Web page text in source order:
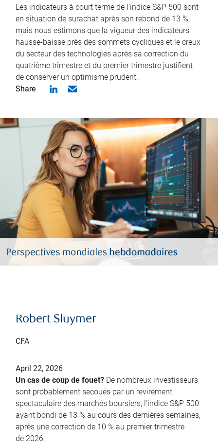
Les indicateurs à court terme de l’indice S&P 500 sont
en situation de surachat après son rebond de 13 %,
mais nous estimons que la vigueur des indicateurs
hausse-baisse près des sommets cycliques et le creux
du secteur des technologies après sa correction du
quatrième trimestre et du premier trimestre justifient
de conserver un optimisme prudent.
Share
Robert Sluymer
CFA
April 22, 2026
Un cas de coup de fouet? De nombreux investisseurs
sont probablement secoués par un revirement
spectaculaire des marchés boursiers, l’indice S&P 500
ayant bondi de 13 % au cours des dernières semaines,
après une correction de 10 % au premier trimestre
de 2026.